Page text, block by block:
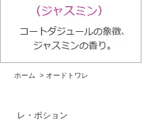
ホーム > オードトワレ
レ・ポション